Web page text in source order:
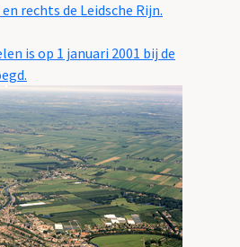
rechts de Leidsche Rijn.
is op 1 januari 2001 bij de